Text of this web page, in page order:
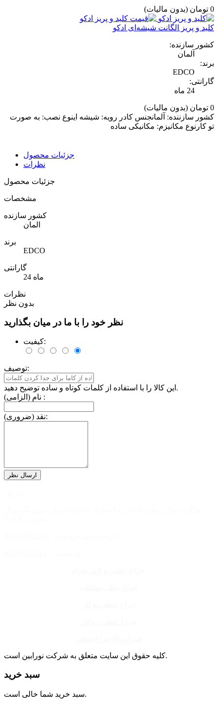
0 تومان (بدون مالیات)
کلید و پریز الگانت شیشه‌ای ادکو
کشور سازنده:
آلمان
برند:
EDCO
گارانتی:
24 ماه
0 تومان
(بدون مالیات)
کشور سازننده: آلمانجنس کادر رویه: شیشه اینوع نصب: به صورت
تو کارنوع مکانیزم: مکانیکی ساده
جزئیات محصول
نظرات
جزئیات محصول
مشخصات
کشور سازنده
المان
برند
EDCO
گارانتی
24 ماه
نظرات
بدون نظر
نظر خود را با ما در میان بگذارید
کیفیت:
توصیف:
این کالا را با استفاده از کلمات کوتاه و ساده توضیح دهید.
نام (الزامی) :
نقد (ضروری):
کلیه حقوق این سایت متعلق به شرکت نورابین است.
سبد خرید
سبد خرید شما خالی است.